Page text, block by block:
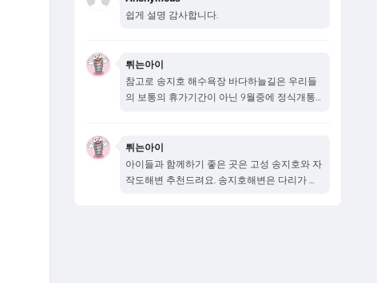
쉽게 설명 감사합니다.
튀는아이
참고로 송지호 해수욕장 바다하늘길은 우리들
의 보통의 휴가기간이 아닌 9월중에 정식개통
튀는아이
아이들과 함께하기 좋은 곳은 고성 송지호와 자
작도해변 추천드려요. 송지호해변은 다리가 새